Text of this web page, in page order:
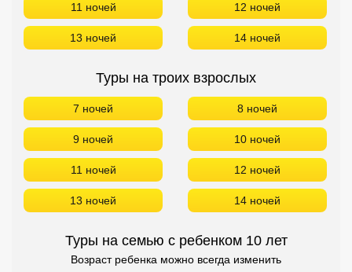
11 ночей 12 ночей
13 ночей 14 ночей
Туры на троих взрослых
7 ночей 8 ночей
9 ночей 10 ночей
11 ночей 12 ночей
13 ночей 14 ночей
Туры на семью с ребенком 10 лет
Возраст ребенка можно всегда изменить